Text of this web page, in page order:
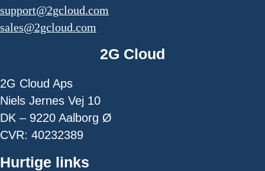
support@2gcloud.com
sales@2gcloud.com
2G Cloud
2G Cloud Aps
Niels Jernes Vej 10
DK – 9220 Aalborg Ø
CVR: 40232389
Hurtige links